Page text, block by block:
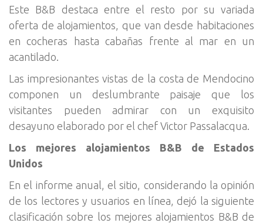
Este B&B destaca entre el resto por su variada
oferta de alojamientos, que van desde habitaciones
en cocheras hasta cabañas frente al mar en un
acantilado.
Las impresionantes vistas de la costa de Mendocino
componen un deslumbrante paisaje que los
visitantes pueden admirar con un exquisito
desayuno elaborado por el chef Victor Passalacqua.
Los mejores alojamientos B&B de Estados
Unidos
En el informe anual, el sitio, considerando la opinión
de los lectores y usuarios en línea, dejó la siguiente
clasificación sobre los mejores alojamientos B&B de